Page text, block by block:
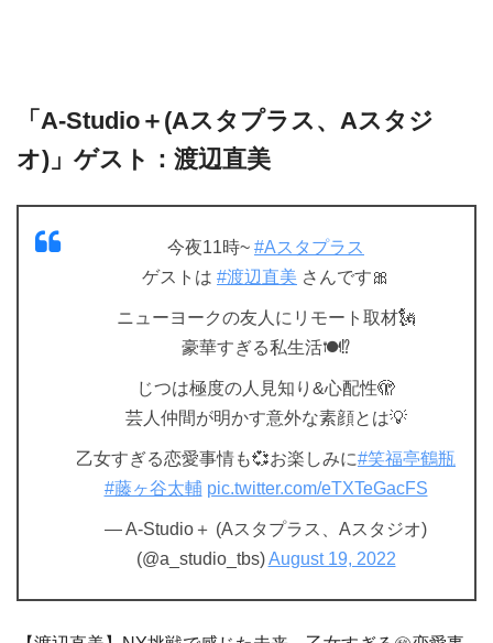
「A-Studio＋(Aスタプラス、Aスタジ
オ)」ゲスト：渡辺直美
今夜11時~ #Aスタプラス
ゲストは #渡辺直美 さんです🎀
ニューヨークの友人にリモート取材🗽
豪華すぎる私生活🍽⁉️
じつは極度の人見知り&心配性🫣
芸人仲間が明かす意外な素顔とは💡
乙女すぎる恋愛事情も💞お楽しみに#笑福亭鶴瓶
#藤ヶ谷太輔 pic.twitter.com/eTXTeGacFS
— A-Studio＋ (Aスタプラス、Aスタジオ)
(@a_studio_tbs)August 19, 2022